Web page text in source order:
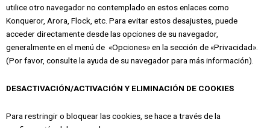
utilice otro navegador no contemplado en estos enlaces como
Konqueror, Arora, Flock, etc. Para evitar estos desajustes, puede
acceder directamente desde las opciones de su navegador,
generalmente en el menú de «Opciones» en la sección de «Privacidad».
(Por favor, consulte la ayuda de su navegador para más información).
DESACTIVACIÓN/ACTIVACIÓN Y ELIMINACIÓN DE COOKIES
Para restringir o bloquear las cookies, se hace a través de la